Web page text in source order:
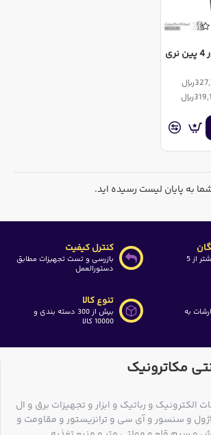
کانکتور SM سیمدار 4 پین نری
به پایان لیست رسیده اید.
برای سبد خرید بیشتر از 5
کنترل کیفیت
بازرسی و تست تجهیزات مطابق
دستورالعمل
به
تنوع کالا
بیش از 300 دسته بندی و
10000 کالا
مکاترونیک
الکترونیک و رباتیک و ابزار و تجهیزات برق و ال
و سنسور و آی سی و ترانزیستور و مقاومت و